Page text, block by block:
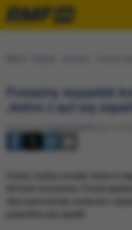
Poważny wypadek
Jedno z aut się